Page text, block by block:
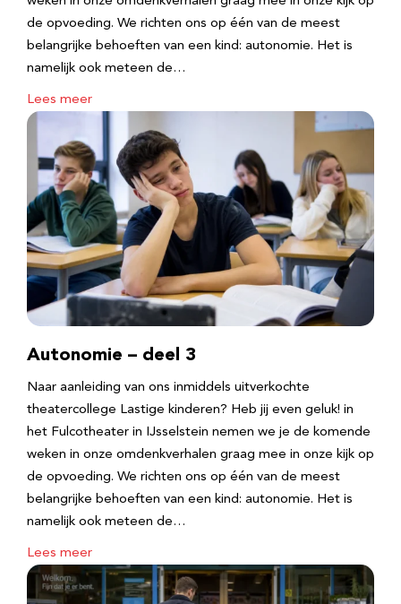
de opvoeding. We richten ons op één van de meest
belangrijke behoeften van een kind: autonomie. Het is
namelijk ook meteen de…
Lees meer
Autonomie – deel 3
Naar aanleiding van ons inmiddels uitverkochte
theatercollege Lastige kinderen? Heb jij even geluk! in
het Fulcotheater in IJsselstein nemen we je de komende
weken in onze omdenkverhalen graag mee in onze kijk op
de opvoeding. We richten ons op één van de meest
belangrijke behoeften van een kind: autonomie. Het is
namelijk ook meteen de…
Lees meer